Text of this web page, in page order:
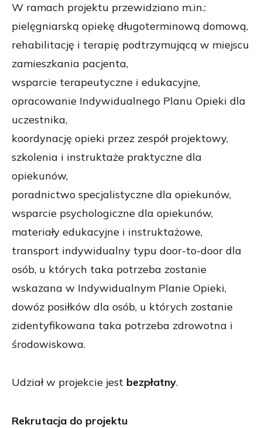
W ramach projektu przewidziano m.in.:
pielęgniarską opiekę długoterminową domową,
rehabilitację i terapię podtrzymującą w miejscu
zamieszkania pacjenta,
wsparcie terapeutyczne i edukacyjne,
opracowanie Indywidualnego Planu Opieki dla
uczestnika,
koordynację opieki przez zespół projektowy,
szkolenia i instruktaże praktyczne dla
opiekunów,
poradnictwo specjalistyczne dla opiekunów,
wsparcie psychologiczne dla opiekunów,
materiały edukacyjne i instruktażowe,
transport indywidualny typu door-to-door dla
osób, u których taka potrzeba zostanie
wskazana w Indywidualnym Planie Opieki,
dowóz posiłków dla osób, u których zostanie
zidentyfikowana taka potrzeba zdrowotna i
środowiskowa.
Udział w projekcie jest bezpłatny.
Rekrutacja do projektu